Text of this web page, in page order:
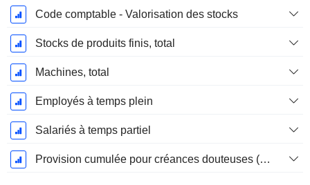
Code comptable - Valorisation des stocks
Stocks de produits finis, total
Machines, total
Employés à temps plein
Salariés à temps partiel
Provision cumulée pour créances douteuses (Supple)